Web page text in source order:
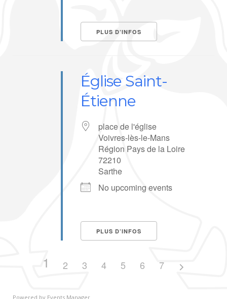
PLUS D’INFOS
Église Saint-
Étienne
place de l'église
Voivres-lès-le-Mans
Région Pays de la Loire
72210
Sarthe
No upcoming events
PLUS D’INFOS
1 2 3 4 5 6 7
Powered by Events Manager